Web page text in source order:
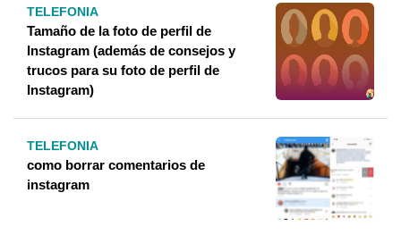
TELEFONIA
Tamaño de la foto de perfil de
Instagram (además de consejos y
trucos para su foto de perfil de
Instagram)
TELEFONIA
como borrar comentarios de
instagram